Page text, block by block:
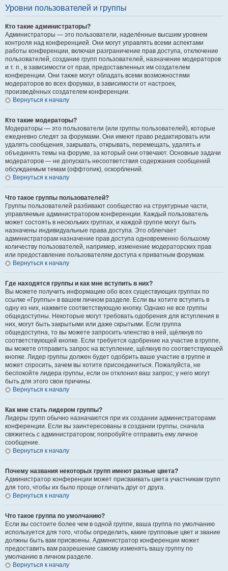
Уровни пользователей и группы
Кто такие администраторы?
Администраторы — это пользователи, наделённые высшим уровнем
контроля над конференцией. Они могут управлять всеми аспектами
работы конференции, включая разграничение прав доступа, отключение
пользователей, создание групп пользователей, назначение модераторов
и т. п., в зависимости от прав, предоставленных им создателем
конференции. Они также могут обладать всеми возможностями
модераторов во всех форумах, в зависимости от настроек,
произведённых создателем конференции.
Вернуться к началу
Кто такие модераторы?
Модераторы — это пользователи (или группы пользователей), которые
ежедневно следят за форумами. Они имеют право редактировать или
удалять сообщения, закрывать, открывать, перемещать, удалять и
объединять темы на форуме, за который они отвечают. Основные задачи
модераторов — не допускать несоответствия содержания сообщений
обсуждаемым темам (оффтопик), оскорблений.
Вернуться к началу
Что такое группы пользователей?
Группы пользователей разбивают сообщество на структурные части,
управляемые администратором конференции. Каждый пользователь
может состоять в нескольких группах, и каждой группе могут быть
назначены индивидуальные права доступа. Это облегчает
администраторам назначение прав доступа одновременно большому
количеству пользователей, например, изменение модераторских прав
или предоставление пользователям доступа к приватным форумам.
Вернуться к началу
Где находятся группы и как мне вступить в них?
Вы можете получить информацию обо всех существующих группах по
ссылке «Группы» в вашем личном разделе. Если вы хотите вступить в
одну из них, нажмите соответствующую кнопку. Однако не все группы
общедоступны. Некоторые могут требовать одобрения для вступления в
них, могут быть закрытыми или даже скрытыми. Если группа
общедоступна, то вы можете запросить членство в ней, щёлкнув по
соответствующей кнопке. Если требуется одобрение на участие в группе,
вы можете отправить запрос на вступление, щёлкнув по соответствующей
кнопке. Лидер группы должен будет одобрить ваше участие в группе и
может спросить, зачем вы хотите присоединиться. Пожалуйста, не
беспокойте лидера группы, если он отклонил ваш запрос; у него могут
быть для этого свои причины.
Вернуться к началу
Как мне стать лидером группы?
Лидеры групп обычно назначаются при их создании администраторами
конференции. Если вы заинтересованы в создании группы, сначала
свяжитесь с администратором; попробуйте отправить ему личное
сообщение.
Вернуться к началу
Почему названия некоторых групп имеют разные цвета?
Администратор конференции может присваивать цвета участникам групп
для того, чтобы их было проще отличать друг от друга.
Вернуться к началу
Что такое группа по умолчанию?
Если вы состоите более чем в одной группе, ваша группа по умолчанию
используется для того, чтобы определить, какие групповые цвет и звание
должны быть вам присвоены. Администратор конференции может
предоставить вам разрешение самому изменять вашу группу по
умолчанию в личном разделе.
Вернуться к началу